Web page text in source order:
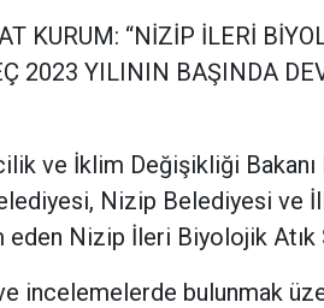
KURUM: “NİZİP İLERİ
2023 YILININ BAŞINDA
ve İklim Değişikliği
Nizip Belediyesi ve
eden Nizip İleri Biyolojik Atık
incelemelerde bulunmak